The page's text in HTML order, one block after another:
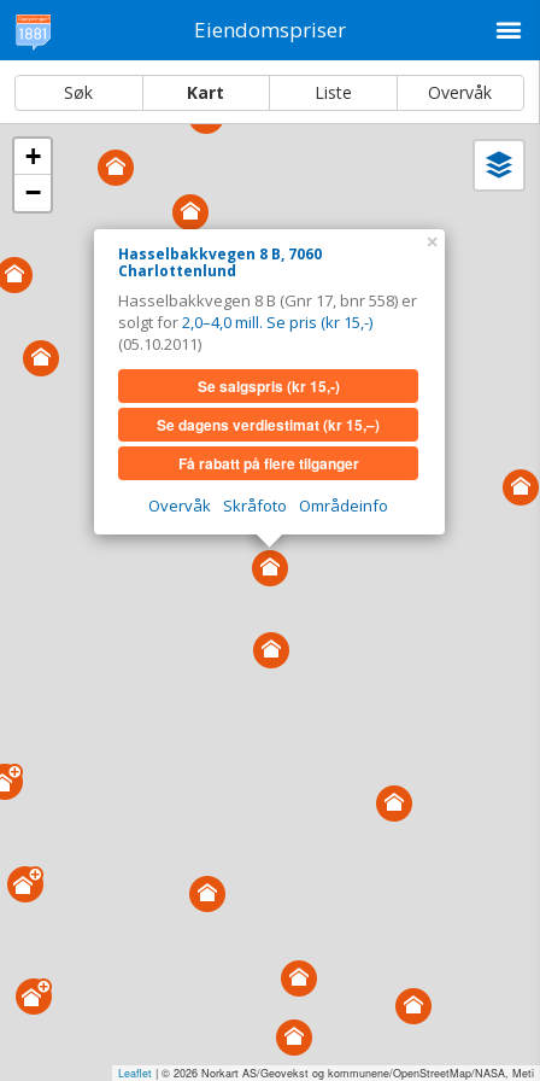
Eiendomspriser
Søk Kart Liste Overvåk
Dato og sortering
Hasselbakkvegen 8 B, 7060 Charlottenlund
Tinglyst
05.10.2011
2,0–4,0 mill. Se pris (kr 15,-)
Type
Bolig. Gnr 17 - Bnr 558
Se salgspris(kr 15,-)
Se dagens verdiestimat(kr 15,–)
Få rabatt på flere tilganger
Overvåk område Vis i kart
Vis radon, kvikkleire, årlige trafikkdøgn eller flomfare i
Dato solgt er tinglyst dato. 1881 publiserer fortløpende mottatte data etter
Om eiendomspriser
Kundeservice
Cookies
Nettstedskart
1881 Group
Tfinans.no
i
Hasselbakkvegen 8 B, 7060
Charlottenlund
Hasselbakkvegen 8 B (Gnr 17, bnr 558) er
solgt for2,0–4,0 mill. Se pris (kr 15,-)
(05.10.2011)
Se salgspris(kr 15,-)
Se dagens verdiestimat(kr 15,–)
Få rabatt på flere tilganger
Overvåk
Skråfoto Områdeinfo
×
+
−
Leaflet | © 2026 Norkart AS/Geovekst og kommunene/OpenStreetMap/NASA, Meti